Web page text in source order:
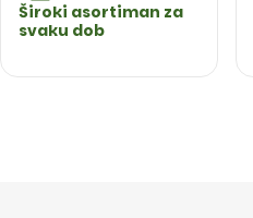
Široki asortiman za
svaku dob